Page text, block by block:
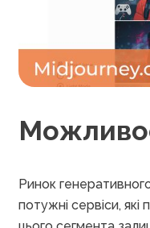
Ринок
потужні сервіси,